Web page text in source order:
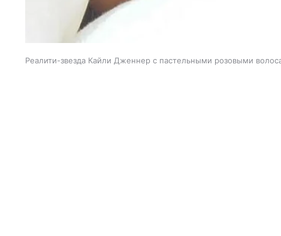
Реалити-звезда Кайли Дженнер с пастельными розовыми